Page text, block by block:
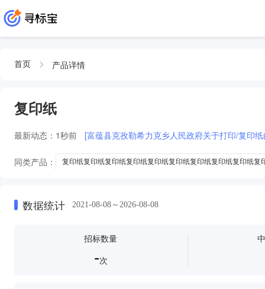
首页 产品详情
复印纸
最新动态： 1秒前 [富蕴县克孜勒希力克乡人民政府关于打印/复印
同类产品： 复印纸复印纸复印纸复印纸复印纸复印纸复印纸复印纸复印纸
数据统计 2021-08-08～2026-08-08
招标数量
-次